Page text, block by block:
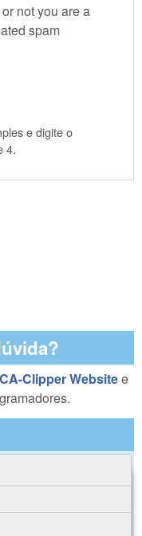
not you are a
spam
e digite o
4.
Clipper Websitee